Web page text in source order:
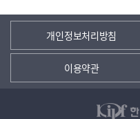
개인정보처리방침
이용약관